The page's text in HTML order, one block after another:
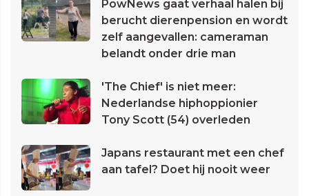
PowNews gaat verhaal halen bij
berucht dierenpension en wordt
zelf aangevallen: cameraman
belandt onder drie man
'The Chief' is niet meer:
Nederlandse hiphoppionier
Tony Scott (54) overleden
Japans restaurant met een chef
aan tafel? Doet hij nooit weer